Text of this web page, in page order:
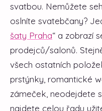
svatbou. Nemůžete
oslníte svatebčany?
šaty Praha“ a zobrazí
prodejců/salonů.
všech ostatních
prstýnky, romantické
zámeček, neodejdete
najdete celou řadu